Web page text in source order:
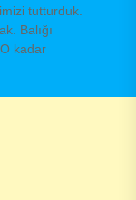
tutturduk.
Balığı
kadar